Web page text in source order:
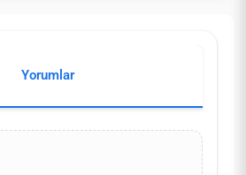
Yorumlar